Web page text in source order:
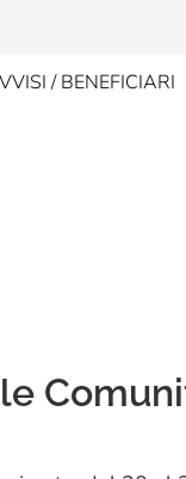
/ BENEFICIARI